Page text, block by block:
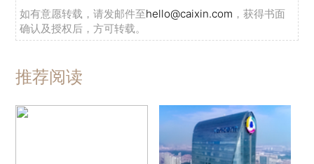
如有意愿转载，请发邮件至hello@caixin.com ，获得书面
确认及授权后，方可转载。
推荐阅读